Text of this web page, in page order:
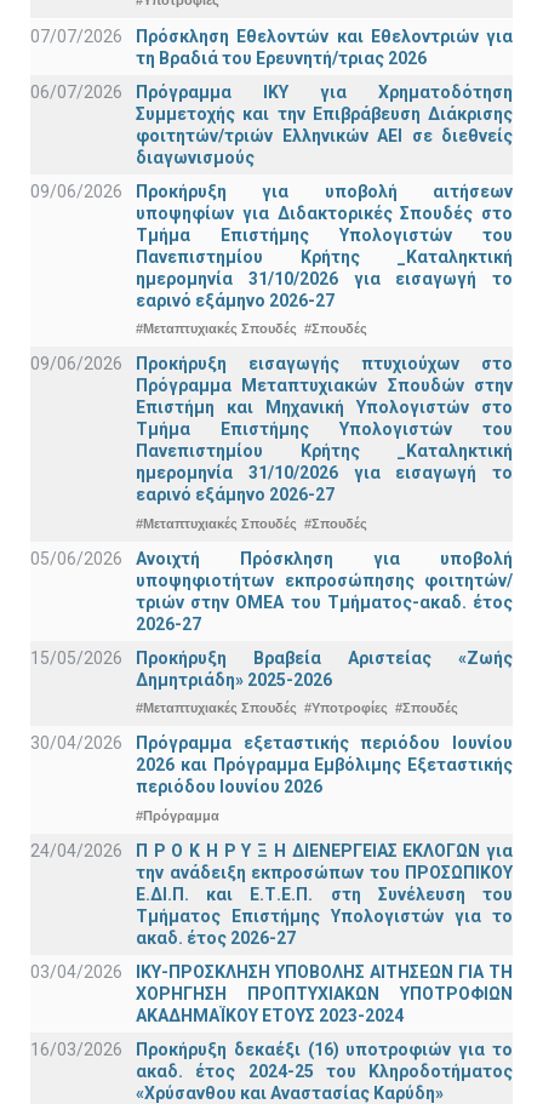
07/07/2026
Πρόσκληση Εθελοντών και Εθελοντριών για
τη Βραδιά του Ερευνητή/τριας 2026
06/07/2026
Πρόγραμμα ΙΚΥ για Χρηματοδότηση
Συμμετοχής και την Επιβράβευση Διάκρισης
φοιτητών/τριών Ελληνικών ΑΕΙ σε διεθνείς
διαγωνισμούς
09/06/2026
Προκήρυξη για υποβολή αιτήσεων
υποψηφίων για Διδακτορικές Σπουδές στο
Τμήμα Eπιστήμης Υπολογιστών του
Πανεπιστημίου Κρήτης _Καταληκτική
ημερομηνία 31/10/2026 για εισαγωγή το
εαρινό εξάμηνο 2026-27
#Μεταπτυχιακές Σπουδές #Σπουδές
09/06/2026
Προκήρυξη εισαγωγής πτυχιούχων στo
Πρόγραμμα Μεταπτυχιακών Σπουδών στην
Επιστήμη και Μηχανική Υπολογιστών στο
Τμήμα Eπιστήμης Υπολογιστών του
Πανεπιστημίου Κρήτης _Καταληκτική
ημερομηνία 31/10/2026 για εισαγωγή το
εαρινό εξάμηνο 2026-27
#Μεταπτυχιακές Σπουδές #Σπουδές
05/06/2026
Ανοιχτή Πρόσκληση για υποβολή
υποψηφιοτήτων εκπροσώπησης φοιτητών/
τριών στην ΟΜΕΑ του Τμήματος-ακαδ. έτος
2026-27
15/05/2026
Προκήρυξη Βραβεία Αριστείας «Ζωής
Δημητριάδη» 2025-2026
#Μεταπτυχιακές Σπουδές #Υποτροφίες #Σπουδές
30/04/2026
Πρόγραμμα εξεταστικής περιόδου Ιουνίου
2026 και Πρόγραμμα Εμβόλιμης Εξεταστικής
περιόδου Ιουνίου 2026
#Πρόγραμμα
24/04/2026
Π Ρ Ο Κ Η Ρ Υ Ξ Η ΔΙΕΝΕΡΓΕΙΑΣ ΕΚΛΟΓΩΝ για
την ανάδειξη εκπροσώπων του ΠΡΟΣΩΠΙΚΟΥ
Ε.ΔΙ.Π. και Ε.Τ.Ε.Π. στη Συνέλευση του
Τμήματος Επιστήμης Υπολογιστών για το
ακαδ. έτος 2026-27
03/04/2026
ΙΚΥ-ΠΡΟΣΚΛΗΣΗ ΥΠΟΒΟΛΗΣ ΑΙΤΗΣΕΩΝ ΓΙΑ ΤΗ
ΧΟΡΗΓΗΣΗ ΠΡΟΠΤΥΧΙΑΚΩΝ ΥΠΟΤΡΟΦΙΩΝ
ΑΚΑΔΗΜΑΪΚΟΥ ΕΤΟΥΣ 2023-2024
16/03/2026
Προκήρυξη δεκαέξι (16) υποτροφιών για το
ακαδ. έτος 2024-25 του Κληροδοτήματος
«Χρύσανθου και Αναστασίας Καρύδη»